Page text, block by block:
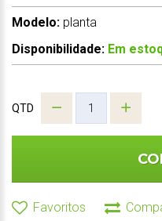
Modelo: planta
Disponibilidade: Em
QTD
Favoritos